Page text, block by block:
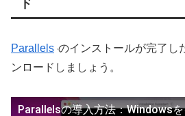
ド
Parallels のインストールが完了し
ンロードしましょう。
Parallelsの導入方法：Windows